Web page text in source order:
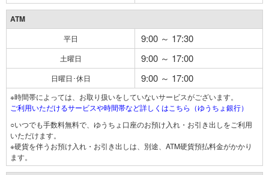
ATM
平日 9:00 ～ 17:30
土曜日 9:00 ～ 17:00
日曜日･休日 9:00 ～ 17:00
※時間帯によっては、お取り扱いをしていないサービスがございます。
ご利用いただけるサービスや時間帯など詳しくはこちら（ゆうちょ銀行）
○いつでも手数料無料で、ゆうちょ口座のお預け入れ・お引き出しをご利用
いただけます。
※硬貨を伴うお預け入れ・お引き出しは、別途、ATM硬貨預払料金がかかり
ます。